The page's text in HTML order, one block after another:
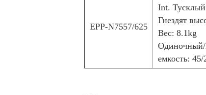
EPP-N7557/625
Int.
Гнездят
Вес: 8.1kg
емкость: 45/